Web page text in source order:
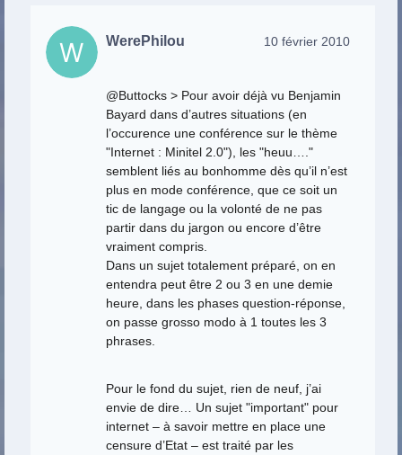
WerePhilou 10 février 2010
@Buttocks > Pour avoir déjà vu Benjamin
Bayard dans d’autres situations (en
l’occurence une conférence sur le thème
"Internet : Minitel 2.0"), les "heuu…."
semblent liés au bonhomme dès qu’il n’est
plus en mode conférence, que ce soit un
tic de langage ou la volonté de ne pas
partir dans du jargon ou encore d’être
vraiment compris.
Dans un sujet totalement préparé, on en
entendra peut être 2 ou 3 en une demie
heure, dans les phases question-réponse,
on passe grosso modo à 1 toutes les 3
phrases.
Pour le fond du sujet, rien de neuf, j’ai
envie de dire… Un sujet "important" pour
internet – à savoir mettre en place une
censure d’Etat – est traité par les